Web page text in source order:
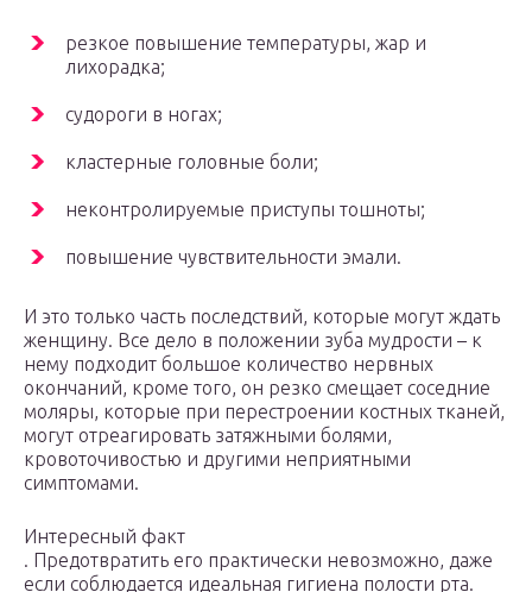
резкое повышение температуры, жар и
лихорадка;
судороги в ногах;
кластерные головные боли;
неконтролируемые приступы тошноты;
повышение чувствительности эмали.
И это только часть последствий, которые могут ждать
женщину. Все дело в положении зуба мудрости – к
нему подходит большое количество нервных
окончаний, кроме того, он резко смещает соседние
моляры, которые при перестроении костных тканей,
могут отреагировать затяжными болями,
кровоточивостью и другими неприятными
симптомами.
Интересный факт
. Предотвратить его практически невозможно, даже
если соблюдается идеальная гигиена полости рта.